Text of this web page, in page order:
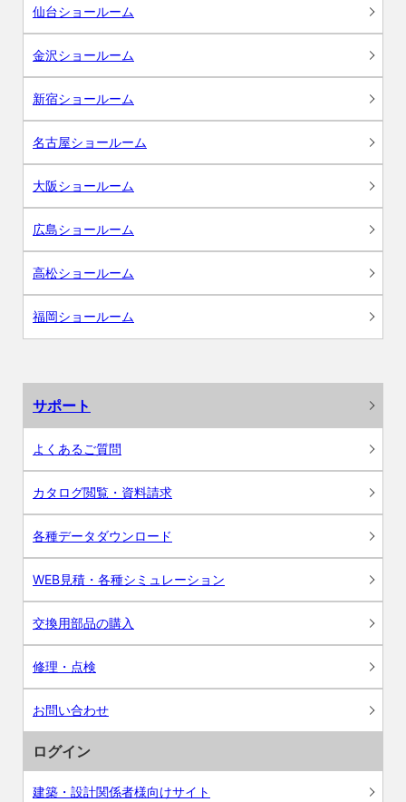
仙台ショールーム
金沢ショールーム
新宿ショールーム
名古屋ショールーム
大阪ショールーム
広島ショールーム
高松ショールーム
福岡ショールーム
サポート
よくあるご質問
カタログ閲覧・資料請求
各種データダウンロード
WEB見積・各種シミュレーション
交換用部品の購入
修理・点検
お問い合わせ
ログイン
建築・設計関係者様向けサイト